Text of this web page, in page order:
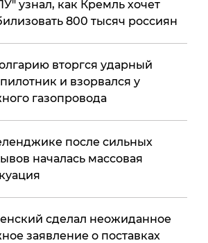
узнал, как Кремль хочет
800 тысяч россиян
вторгся ударный
и взорвался у
газопровода
после сильных
началась массовая
сделал неожиданное
заявление о поставках